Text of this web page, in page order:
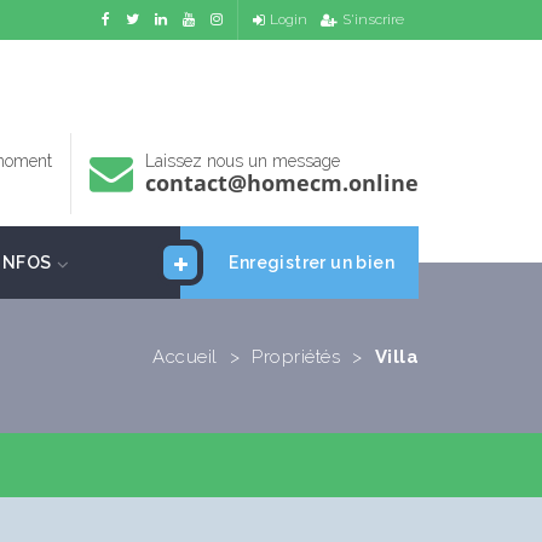
Login S'inscrire
Laissez nous un message
contact@homecm.online
Enregistrer un bien
Accueil > Propriétés > Villa